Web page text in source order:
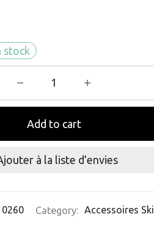
stock
Add to cart
à la liste d’envies
Category: Accessoires Ski